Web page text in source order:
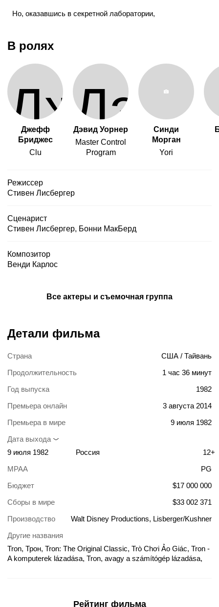
Но, оказавшись в секретной лаборатории,
изнутри и сразиться в жестокой схватке с самим
хозяином виртуальной вселенной.
В ролях
Джефф
Бриджес
Clu
Дэвид Уорнер
Master Control
Program
Синди
Морган
Yori
Режиссер
Стивен Лисбергер
Сценарист
Стивен Лисбергер, Бонни МакБерд
Композитор
Венди Карлос
Все актеры и съемочная группа
Детали фильма
Страна
США / Тайвань
Продолжительность
1 час 36 минут
Год выпуска
1982
Премьера онлайн
3 августа 2014
Премьера в мире
9 июля 1982
Дата выхода
9 июля 1982
Россия
12+
MPAA
PG
Бюджет
$17 000 000
Сборы в мире
$33 002 371
Производство
Walt Disney Productions, Lisberger/Kushner
Другие названия
Tron, Трон, Tron: The Original Classic, Trò Chơi Ảo Giác, Tron -
A komputerek lázadása, Tron, avagy a számítógép lázadása,
Рейтинг фильма